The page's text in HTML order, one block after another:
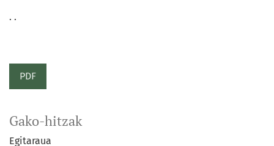
. .
PDF
Gako-hitzak
Egitaraua